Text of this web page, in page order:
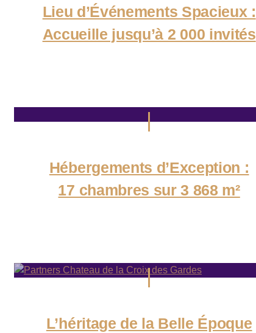
Lieu d’Événements Spacieux :
Accueille jusqu’à 2 000 invités
Hébergements d’Exception :
17 chambres sur 3 868 m²
L’héritage de la Belle Époque